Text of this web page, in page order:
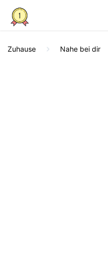
Zuhause Nahe bei dir